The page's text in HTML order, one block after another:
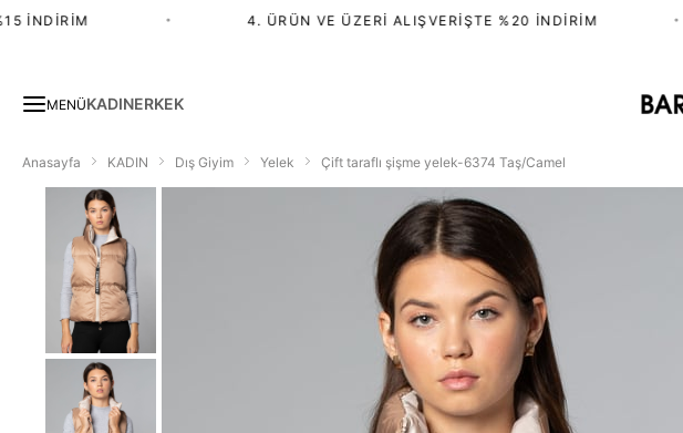
İNDIRIM 4. ÜRÜN VE ÜZERI ALIŞVERIŞTE %20 İNDIRIM •
MENÜKADINERKEK
Anasayfa KADIN Dış Giyim Yelek Çift taraflı şişme yelek-6374 Taş/Camel